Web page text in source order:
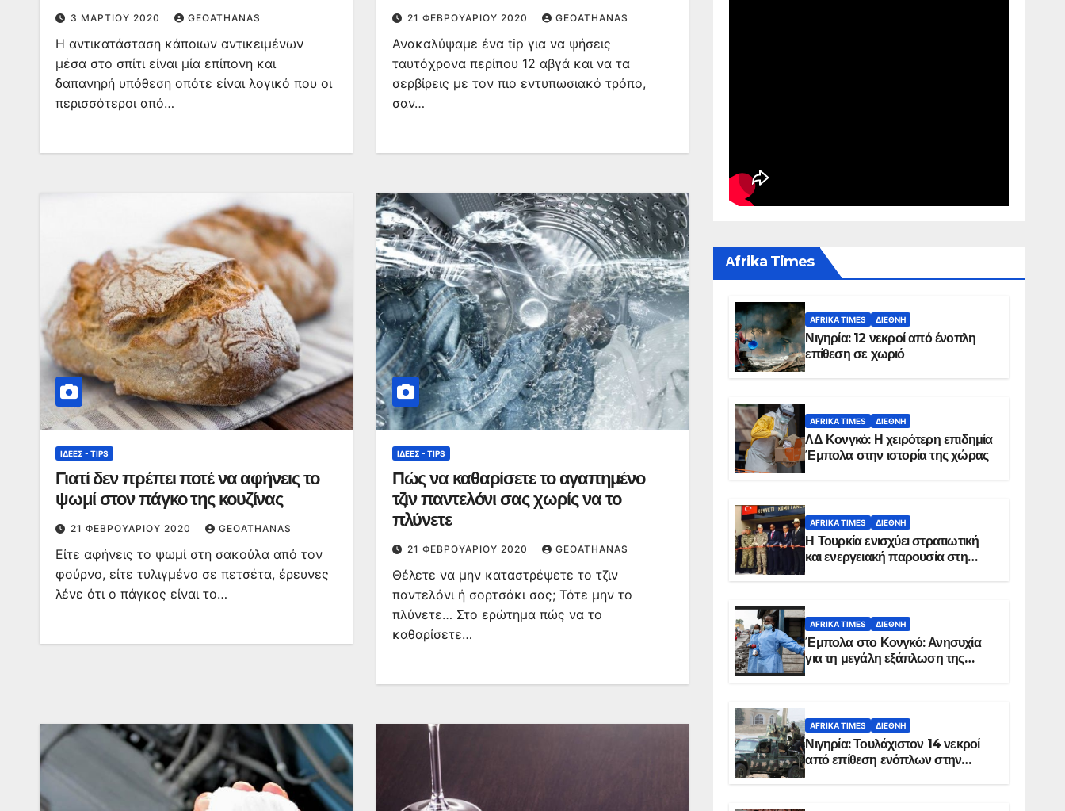
3 ΜΑΡΤΊΟΥ 2020 GEOATHANAS
Η αντικατάσταση κάποιων αντικειμένων
μέσα στο σπίτι είναι μία επίπονη και
δαπανηρή υπόθεση οπότε είναι λογικό που οι
περισσότεροι από…
21 ΦΕΒΡΟΥΑΡΊΟΥ 2020 GEOATHANAS
Ανακαλύψαμε ένα tip για να ψήσεις
ταυτόχρονα περίπου 12 αβγά και να τα
σερβίρεις με τον πιο εντυπωσιακό τρόπο,
σαν…
ΙΔΈΕΣ - TIPS
Γιατί δεν πρέπει ποτέ να αφήνεις το
ψωμί στον πάγκο της κουζίνας
21 ΦΕΒΡΟΥΑΡΊΟΥ 2020 GEOATHANAS
Είτε αφήνεις το ψωμί στη σακούλα από τον
φούρνο, είτε τυλιγμένο σε πετσέτα, έρευνες
λένε ότι ο πάγκος είναι το…
ΙΔΈΕΣ - TIPS
Πώς να καθαρίσετε το αγαπημένο
τζιν παντελόνι σας χωρίς να το
πλύνετε
21 ΦΕΒΡΟΥΑΡΊΟΥ 2020 GEOATHANAS
Θέλετε να μην καταστρέψετε το τζιν
παντελόνι ή σορτσάκι σας; Τότε μην το
πλύνετε… Στο ερώτημα πώς να το
καθαρίσετε…
Αfrika Times
AFRIKA TIMES ΔΙΕΘΝΉ
Νιγηρία: 12 νεκροί από ένοπλη
επίθεση σε χωριό
AFRIKA TIMES ΔΙΕΘΝΉ
ΛΔ Κονγκό: Η χειρότερη επιδημία
Έμπολα στην ιστορία της χώρας
AFRIKA TIMES ΔΙΕΘΝΉ
Η Τουρκία ενισχύει στρατιωτική
και ενεργειακή παρουσία στη
AFRIKA TIMES ΔΙΕΘΝΉ
Έμπολα στο Κονγκό: Ανησυχία
για τη μεγάλη εξάπλωση της
AFRIKA TIMES ΔΙΕΘΝΉ
Νιγηρία: Τουλάχιστον 14 νεκροί
από επίθεση ενόπλων στην